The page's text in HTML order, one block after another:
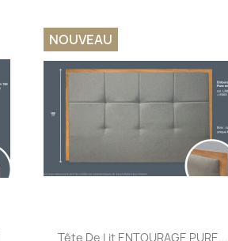
 Aperçu rapide
Tête De Lit ENTOURAGE PURE...
NOUVEAU